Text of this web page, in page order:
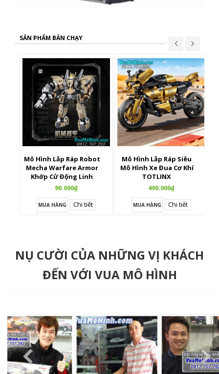
SẢN PHẨM BÁN CHẠY
Mô Hình Lắp Ráp Robot
Mecha Warfare Armor
Khớp Cử Động Linh
Hoạt
90.000₫
MUA HÀNG Chi tiết
Mô Hình Lắp Ráp Siêu
Mô Hình Xe Đua Cơ Khí
TOTLINX
490.000₫
MUA HÀNG Chi tiết
NỤ CƯỜI CỦA NHỮNG VỊ KHÁCH
ĐẾN VỚI VUA MÔ HÌNH